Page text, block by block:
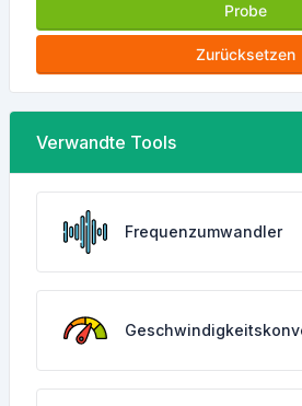
Probe
Zurücksetzen
Verwandte Tools
Frequenzumwandler